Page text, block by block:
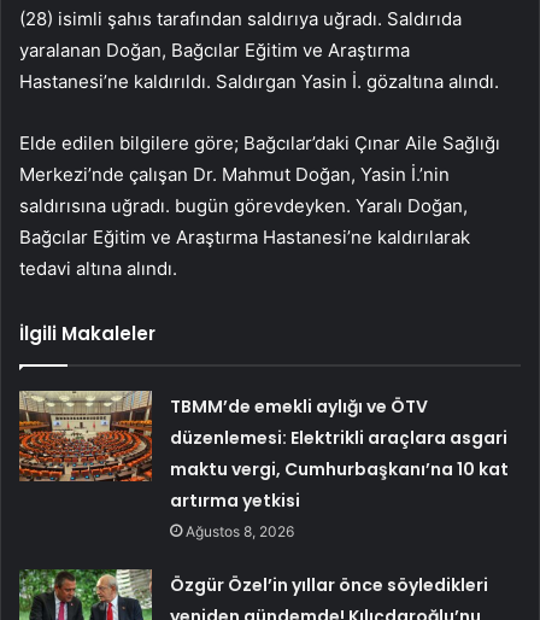
(28) isimli şahıs tarafından saldırıya uğradı. Saldırıda
yaralanan Doğan, Bağcılar Eğitim ve Araştırma
Hastanesi’ne kaldırıldı. Saldırgan Yasin İ. gözaltına alındı.
Elde edilen bilgilere göre; Bağcılar’daki Çınar Aile Sağlığı
Merkezi’nde çalışan Dr. Mahmut Doğan, Yasin İ.’nin
saldırısına uğradı. bugün görevdeyken. Yaralı Doğan,
Bağcılar Eğitim ve Araştırma Hastanesi’ne kaldırılarak
tedavi altına alındı.
İlgili Makaleler
TBMM’de emekli aylığı ve ÖTV
düzenlemesi: Elektrikli araçlara asgari
maktu vergi, Cumhurbaşkanı’na 10 kat
artırma yetkisi
Ağustos 8, 2026
Özgür Özel’in yıllar önce söyledikleri